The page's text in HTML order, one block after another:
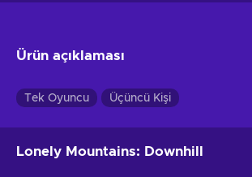
Ürün açıklaması
Tek Oyuncu Üçüncü Kişi
Lonely Mountains: Downhill